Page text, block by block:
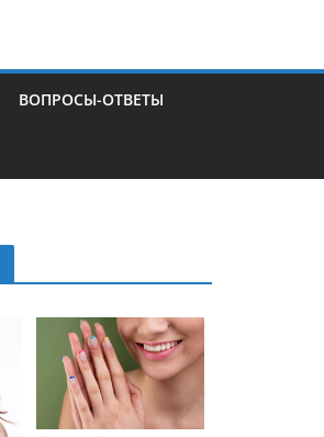
ВОПРОСЫ-ОТВЕТЫ